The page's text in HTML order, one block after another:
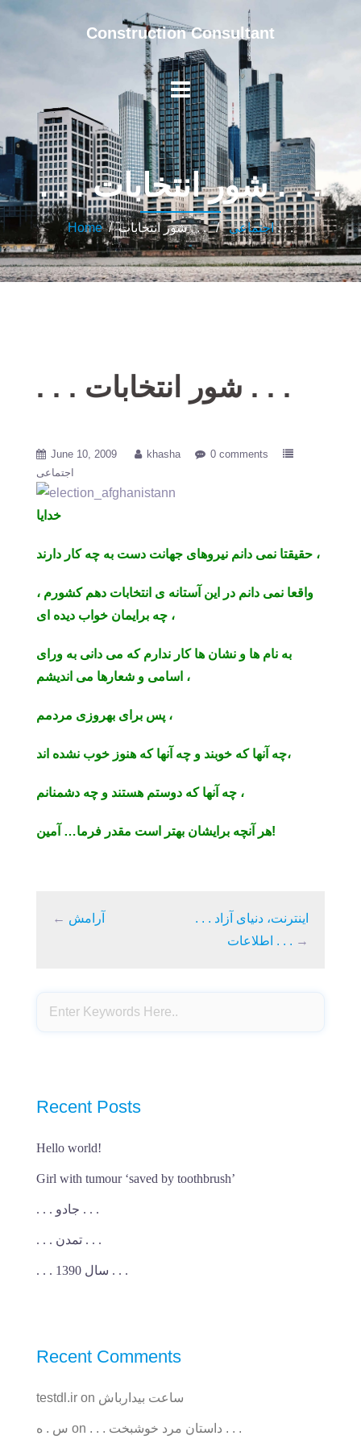
Construction Consultant
. . . شور انتخابات . . .
Home/ اجتماعی/ . . . شور انتخابات . . .
. . . شور انتخابات . . .
June 10, 2009 khasha
0 comments
اجتماعی
خدایا
حقیقتا نمی دانم نیروهای جهانت دست به چه کار دارند ،
واقعا نمی دانم در این آستانه ی انتخابات دهم کشورم ،
چه برایمان خواب دیده ای ،
به نام ها و نشان ها کار ندارم که می دانی به ورای
اسامی و شعارها می اندیشم ،
پس برای بهروزی مردمم ،
چه آنها که خوبند و چه آنها که هنوز خوب نشده اند،
چه آنها که دوستم هستند و چه دشمنانم ،
هر آنچه برایشان بهتر است مقدر فرما… آمین!
← آرامش
. . . اینترنت، دنیای آزاد
اطلاعات . . . →
Recent Posts
Hello world!
Girl with tumour ‘saved by toothbrush’
. . . جادو . . .
. . . تمدن . . .
. . . سال 1390 . . .
Recent Comments
testdl.ir on ساعت بیدارباش
س . ه on . . . داستان مرد خوشبخت . . .